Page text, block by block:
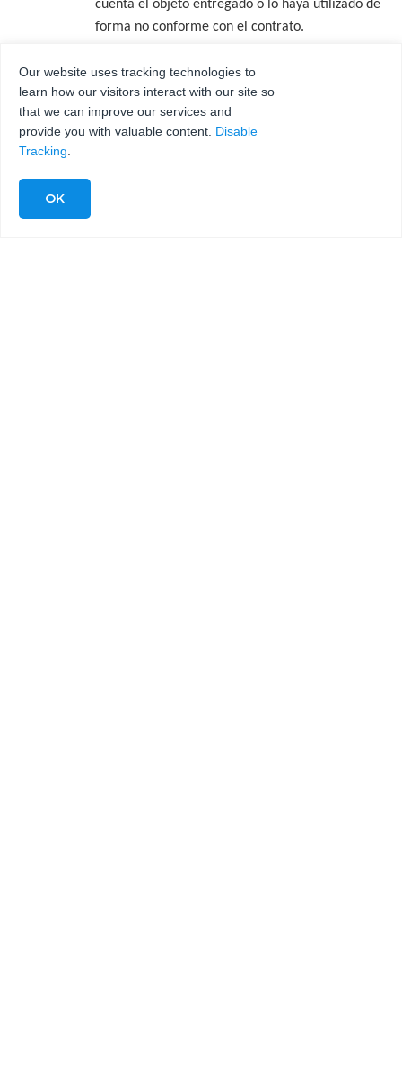
cuenta el objeto entregado o lo haya utilizado de
forma no conforme con el contrato.
11. Los derechos de garantía sólo pueden cederse con nuestro
consentimiento previo por escrito.
IX. OTRAS RECLAMACIONES POR DAÑOS Y PERJUICIOS
aus welchem Rechtsgrund, insbesondere wegen Verletzung von
Pflichten aus dem Schuldverhältnis und aus unerlaubter
Our website uses tracking technologies to
learn how our visitors interact with our site so
that we can improve our services and
provide you with valuable content. Disable
Tracking